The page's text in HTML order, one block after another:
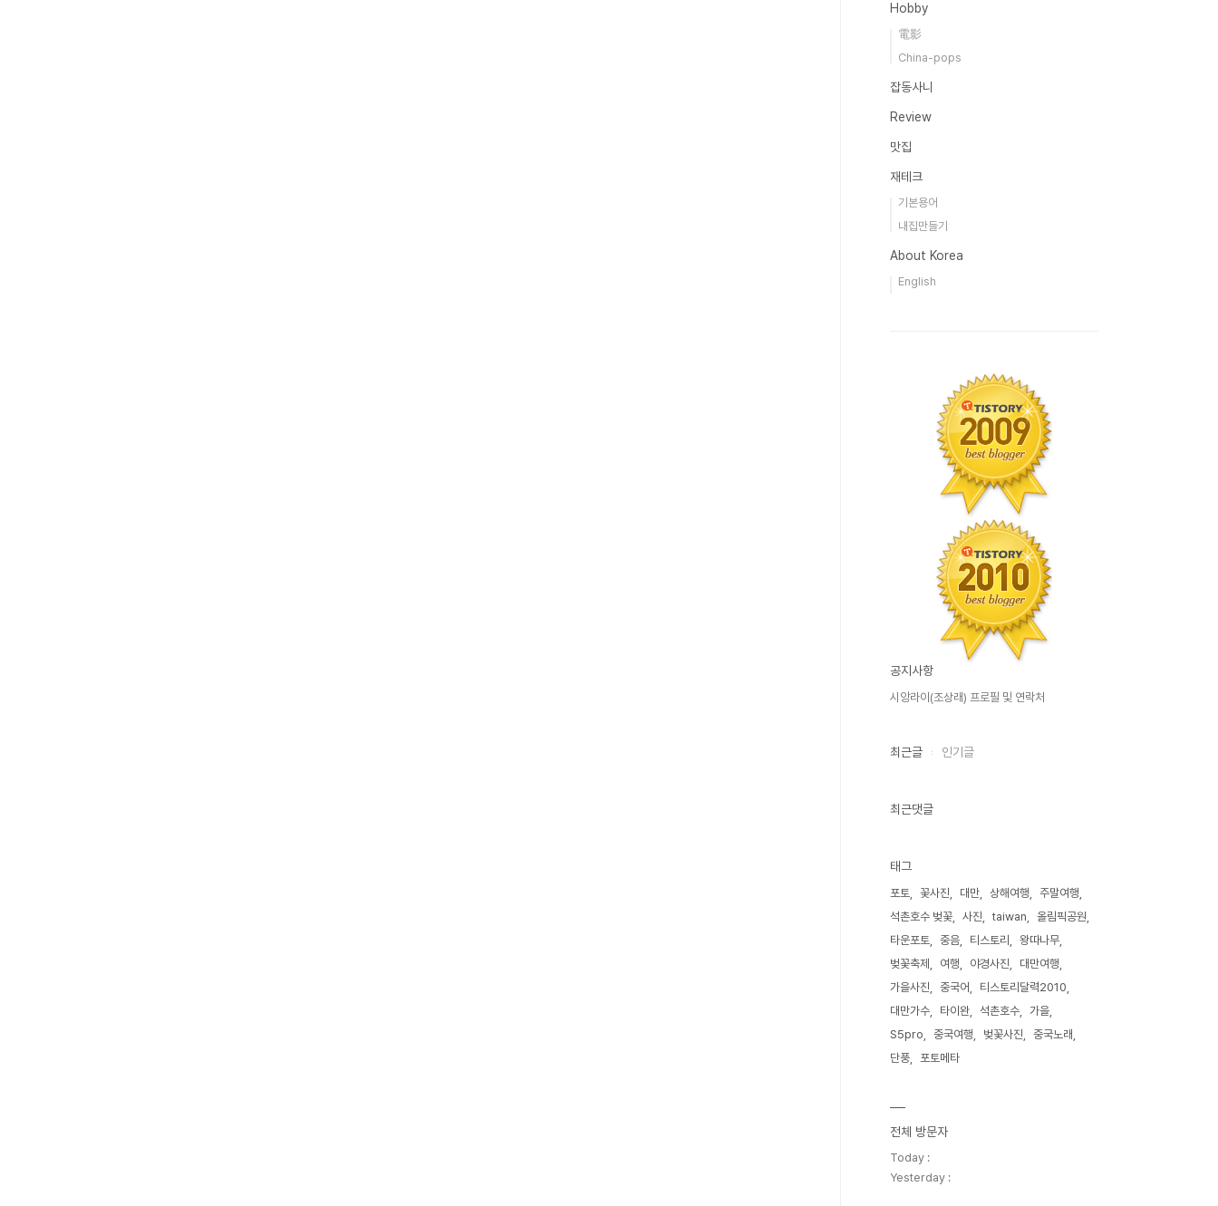
Hobby
電影
China-pops
잡동사니
Review
맛집
재테크
기본용어
내집만들기
About Korea
English
공지사항
시앙라이(조상래) 프로필 및 연락처
최근글 인기글
최근댓글
태그
포토 꽃사진 대만 상해여행
주말여행
석촌호수 벚꽃
사진 taiwan
올림픽공원
타운포토
중음 티스토리
왕따나무
벚꽃축제
여행 야경사진
대만여행
가을사진
중국어
티스토리달력2010
대만가수
타이완 석촌호수
가을
S5pro
중국여행 벚꽃사진
중국노래
단풍
포토메타
전체 방문자
Today :
Yesterday :